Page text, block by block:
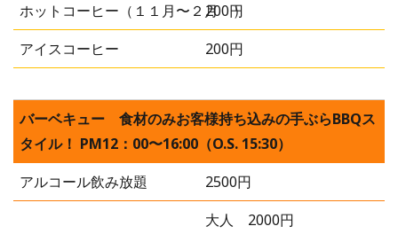
ホットコーヒー（１１月〜２月 ）
200円
アイスコーヒー
200円
バーベキュー 食材のみお客様持ち込みの手ぶらBBQス
タイル！ PM12：00〜16:00（O.S. 15:30）
アルコール飲み放題
2500円
大人 2000円